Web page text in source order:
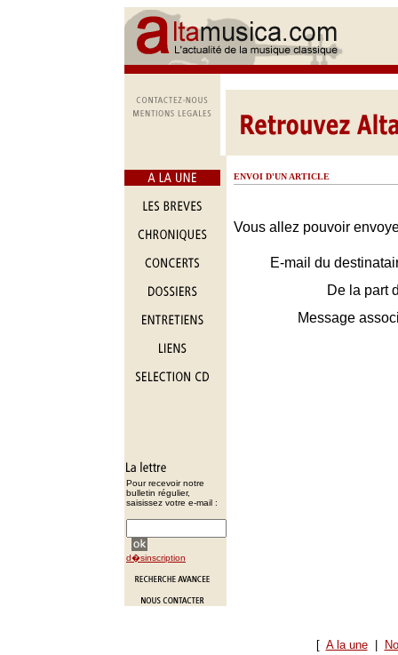
Pour recevoir notre
bulletin régulier,
saisissez votre e-mail :
d�sinscription
ENVOI D'UN ARTICLE
Vous allez pouvoir
E-mail du
De la part
Message
[ A la une|